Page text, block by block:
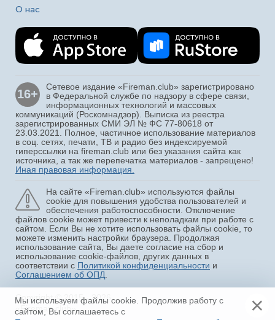
О нас
16+
Сетевое издание «Fireman.club» зарегистрировано
в Федеральной службе по надзору в сфере связи,
информационных технологий и массовых
коммуникаций (Роскомнадзор). Выписка из реестра
зарегистрированных СМИ ЭЛ № ФС 77-80618 от
23.03.2021. Полное, частичное использование материалов
в соц. сетях, печати, ТВ и радио без индексируемой
гиперссылки на fireman.club или без указания сайта как
источника, а так же перепечатка материалов - запрещено!
Иная правовая информация.
На сайте «Fireman.club» используются файлы
cookie для повышения удобства пользователей и
обеспечения работоспособности. Отключение
файлов cookie может привести к неполадкам при работе с
сайтом. Если Вы не хотите использовать файлы cookie, то
можете изменить настройки браузера. Продолжая
использование сайта, Вы даете согласие на сбор и
использование cookie-файлов, других данных в
соответствии с Политикой конфиденциальности и
Соглашением об ОПД
Copyright © 2015 - 2026
«Fireman.club»
Мы используем файлы cookie. Продолжив работу с
сайтом, Вы соглашаетесь с
×